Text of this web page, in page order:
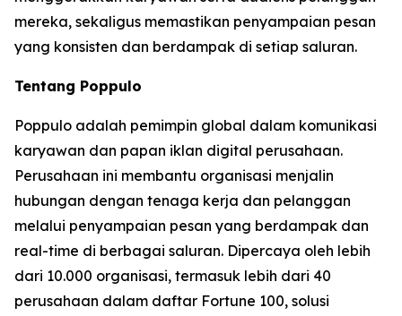
mereka, sekaligus memastikan penyampaian pesan
yang konsisten dan berdampak di setiap saluran.
Tentang Poppulo
Poppulo adalah pemimpin global dalam komunikasi
karyawan dan papan iklan digital perusahaan.
Perusahaan ini membantu organisasi menjalin
hubungan dengan tenaga kerja dan pelanggan
melalui penyampaian pesan yang berdampak dan
real-time di berbagai saluran. Dipercaya oleh lebih
dari 10.000 organisasi, termasuk lebih dari 40
perusahaan dalam daftar Fortune 100, solusi